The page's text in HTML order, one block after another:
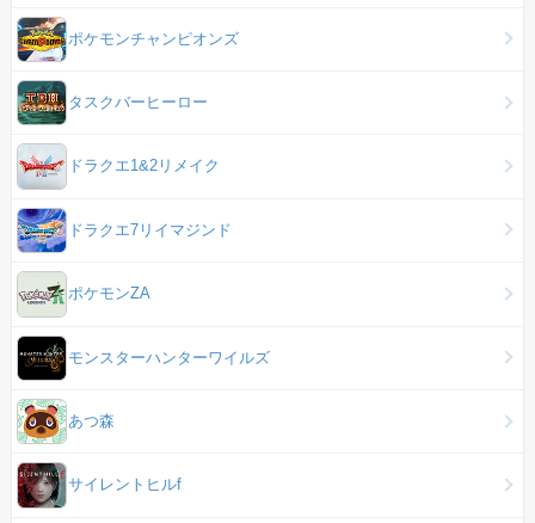
ポケモンチャンピオンズ
タスクバーヒーロー
ドラクエ1&2リメイク
ドラクエ7リイマジンド
ポケモンZA
モンスターハンターワイルズ
あつ森
サイレントヒルf